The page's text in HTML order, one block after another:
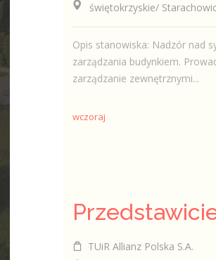
świętokrzyskie/
Opis stanowiska: Nadzór nad
zarządzania budynkiem.
zarządzanie zewnętrznymi...
wczoraj
TUiR Allianz Polska S.A.